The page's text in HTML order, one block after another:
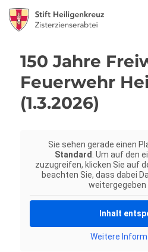
150 Jahre
Feuerwehr
(1.3.2026)
Sie sehen gerade einen
Standard . Um auf den
zuzugreifen, klicken Sie auf
beachten Sie, dass dabei
weitergegeben
Inhalt
Weitere